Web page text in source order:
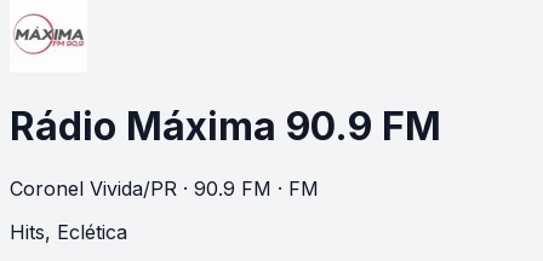
Rádio Máxima 90.9 FM
Coronel Vivida/PR · 90.9 FM · FM
Hits, Eclética